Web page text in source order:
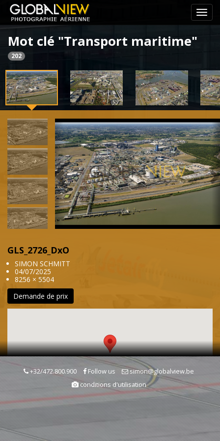
le
Mot clé "Transport maritime"
202
Previous
GLS_2726_DxO
SIMON SCHMITT
04/07/2025
8256 × 5504
Demande de prix
Mots clés
Chimie Industrie Entreprise & économie
+32/472.800.900 Follow us
simon@globalview.be
conditions d'utilisation